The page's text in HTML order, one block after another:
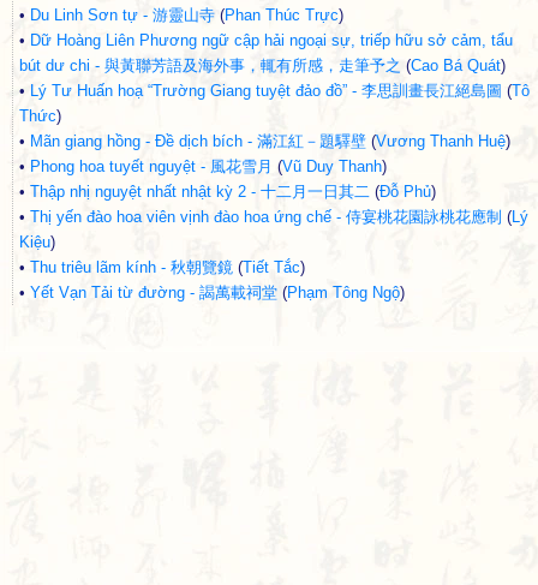
• Du Linh Sơn tự - 游靈山寺 (Phan Thúc Trực)
• Dữ Hoàng Liên Phương ngữ cập hải ngoại sự, triếp hữu sở cảm, tẩu
bút dư chi - 與黃聯芳語及海外事，輒有所感，走筆予之 (Cao Bá Quát)
• Lý Tư Huấn hoạ “Trường Giang tuyệt đảo đồ” - 李思訓畫長江絕島圖 (Tô
Thức)
• Mãn giang hồng - Đề dịch bích - 滿江紅－題驛壁 (Vương Thanh Huệ)
• Phong hoa tuyết nguyệt - 風花雪月 (Vũ Duy Thanh)
• Thập nhị nguyệt nhất nhật kỳ 2 - 十二月一日其二 (Đỗ Phủ)
• Thị yến đào hoa viên vịnh đào hoa ứng chế - 侍宴桃花園詠桃花應制 (Lý
Kiệu)
• Thu triêu lãm kính - 秋朝覽鏡 (Tiết Tắc)
• Yết Vạn Tải từ đường - 謁萬載祠堂 (Phạm Tông Ngộ)